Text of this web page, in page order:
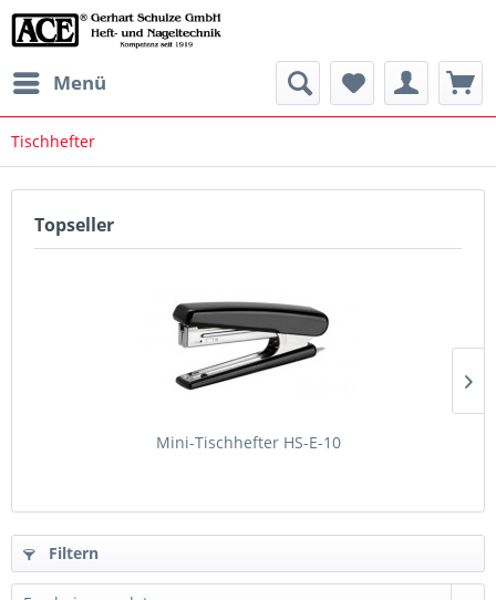
Menü
Tischhefter
Topseller
Mini-Tischhefter HS-E-10
Filtern